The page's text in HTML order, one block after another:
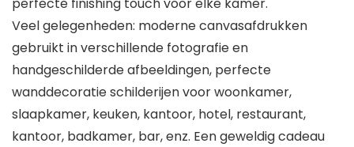
perfecte finishing touch voor elke kamer.
Veel gelegenheden: moderne canvasafdrukken
gebruikt in verschillende fotografie en
handgeschilderde afbeeldingen, perfecte
wanddecoratie schilderijen voor woonkamer,
slaapkamer, keuken, kantoor, hotel, restaurant,
kantoor, badkamer, bar, enz. Een geweldig cadeau